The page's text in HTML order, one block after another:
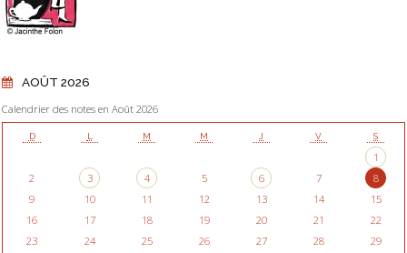
AOÛT 2026
Calendrier des notes en Août 2026
D L M M J V S
1
2
3 4 5 6 7
8
9
10 11 12 13 14
15
16
17 18 19 20 21
22
23
24 25 26 27 28
29